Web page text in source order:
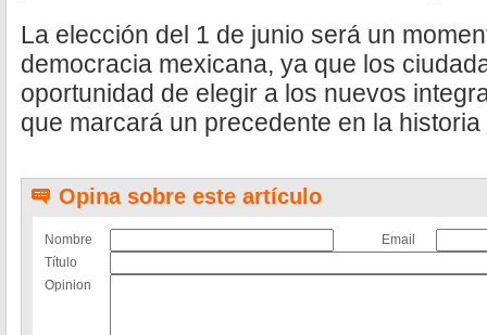
La elección del 1 de junio será un
democracia mexicana, ya que los
oportunidad de elegir a los nuevos
que marcará un precedente en la
Opina sobre este artículo
Nombre
Email
Título
Opinion